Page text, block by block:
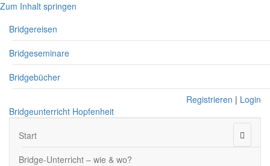
Zum Inhalt springen
Bridgereisen
Bridgeseminare
Bridgebücher
Registrieren | Login
Bridgeunterricht Hopfenheit
Start
Bridge-Unterricht – wie & wo?